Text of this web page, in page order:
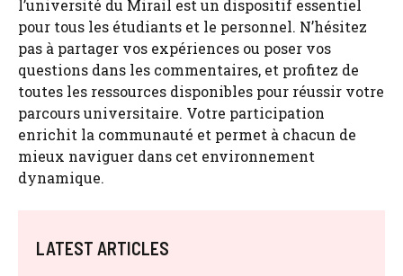
l’université du Mirail est un dispositif essentiel
pour tous les étudiants et le personnel. N’hésitez
pas à partager vos expériences ou poser vos
questions dans les commentaires, et profitez de
toutes les ressources disponibles pour réussir votre
parcours universitaire. Votre participation
enrichit la communauté et permet à chacun de
mieux naviguer dans cet environnement
dynamique.
LATEST ARTICLES